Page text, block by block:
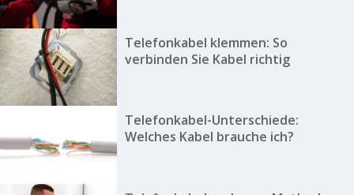
Telefonkabel klemmen: So
verbinden Sie Kabel richtig
Telefonkabel-Unterschiede:
Welches Kabel brauche ich?